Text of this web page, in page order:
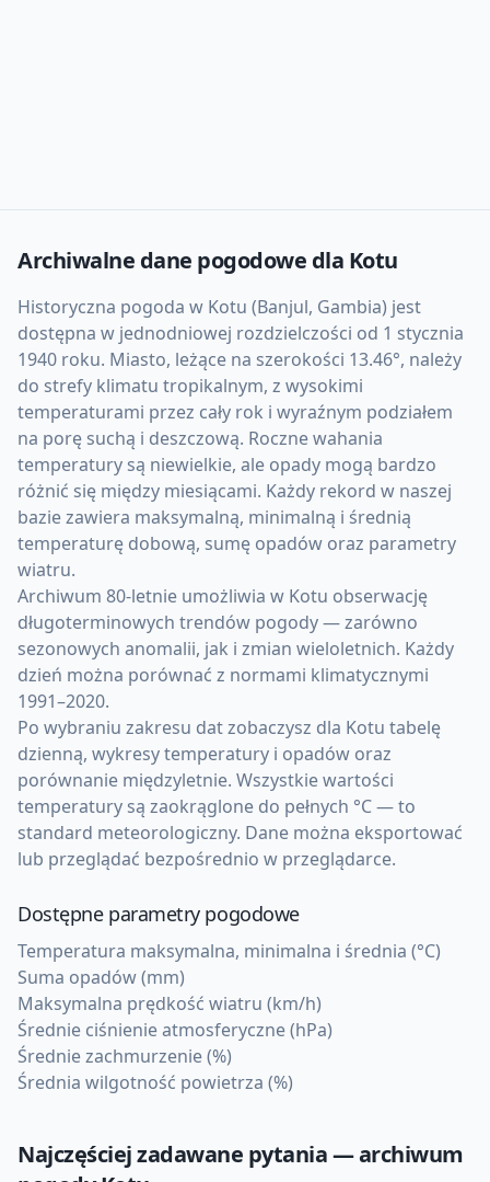
Archiwalne dane pogodowe dla Kotu
Historyczna pogoda w Kotu (Banjul, Gambia) jest
dostępna w jednodniowej rozdzielczości od 1 stycznia
1940 roku. Miasto, leżące na szerokości 13.46°, należy
do strefy klimatu tropikalnym, z wysokimi
temperaturami przez cały rok i wyraźnym podziałem
na porę suchą i deszczową. Roczne wahania
temperatury są niewielkie, ale opady mogą bardzo
różnić się między miesiącami. Każdy rekord w naszej
bazie zawiera maksymalną, minimalną i średnią
temperaturę dobową, sumę opadów oraz parametry
wiatru.
Archiwum 80-letnie umożliwia w Kotu obserwację
długoterminowych trendów pogody — zarówno
sezonowych anomalii, jak i zmian wieloletnich. Każdy
dzień można porównać z normami klimatycznymi
1991–2020.
Po wybraniu zakresu dat zobaczysz dla Kotu tabelę
dzienną, wykresy temperatury i opadów oraz
porównanie międzyletnie. Wszystkie wartości
temperatury są zaokrąglone do pełnych °C — to
standard meteorologiczny. Dane można eksportować
lub przeglądać bezpośrednio w przeglądarce.
Dostępne parametry pogodowe
Temperatura maksymalna, minimalna i średnia (°C)
Suma opadów (mm)
Maksymalna prędkość wiatru (km/h)
Średnie ciśnienie atmosferyczne (hPa)
Średnie zachmurzenie (%)
Średnia wilgotność powietrza (%)
Najczęściej zadawane pytania — archiwum